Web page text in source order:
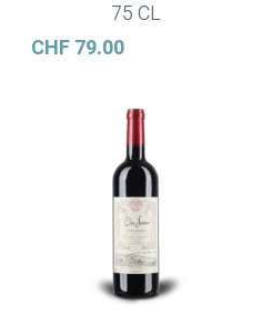
75 CL
CHF79.00